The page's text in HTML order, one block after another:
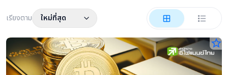
เรียงตาม ใหม่ที่สุด
star_border